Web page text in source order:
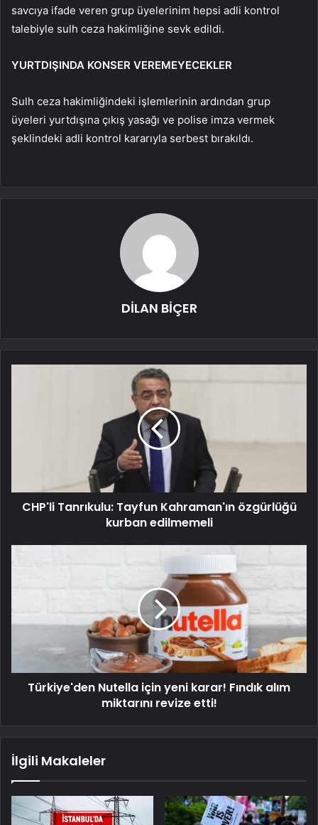
savcıya ifade veren grup üyelerinim hepsi adli kontrol
talebiyle sulh ceza hakimliğine sevk edildi.
YURTDIŞINDA KONSER VEREMEYECEKLER
Sulh ceza hakimliğindeki işlemlerinin ardından grup
üyeleri yurtdışına çıkış yasağı ve polise imza vermek
şeklindeki adli kontrol kararıyla serbest bırakıldı.
DİLAN BİÇER
CHP'li Tanrıkulu: Tayfun Kahraman'ın özgürlüğü
kurban edilmemeli
Türkiye'den Nutella için yeni karar! Fındık alım
miktarını revize etti!
İlgili Makaleler